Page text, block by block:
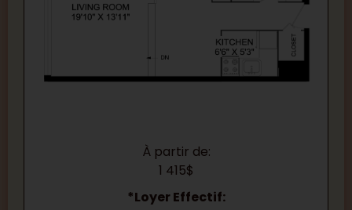
À partir de:
1 415$
*Loyer Effectif: